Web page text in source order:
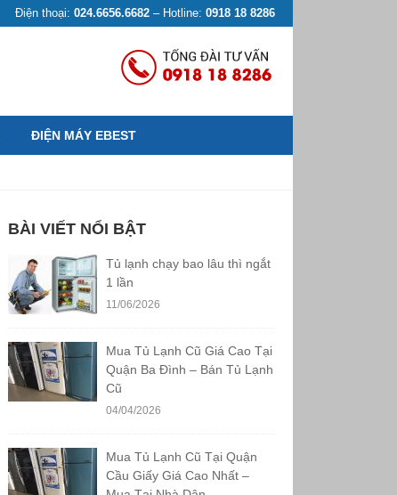
Điện thoại: 024.6656.6682 – Hotline: 0918 18 8286
ĐIỆN MÁY EBEST
BÀI VIẾT NỔI BẬT
Tủ lạnh chạy bao lâu thì ngắt
1 lần
11/06/2026
Mua Tủ Lạnh Cũ Giá Cao Tại
Quận Ba Đình – Bán Tủ Lạnh
Cũ
04/04/2026
Mua Tủ Lạnh Cũ Tại Quận
Cầu Giấy Giá Cao Nhất –